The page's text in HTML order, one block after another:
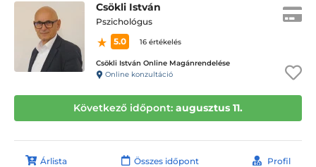
Csökli István
Pszichológus
5.0
16 értékelés
Csökli István Online Magánrendelése
Online konzultáció
Következő időpont: augusztus 11.
Árlista Összes időpont Profil